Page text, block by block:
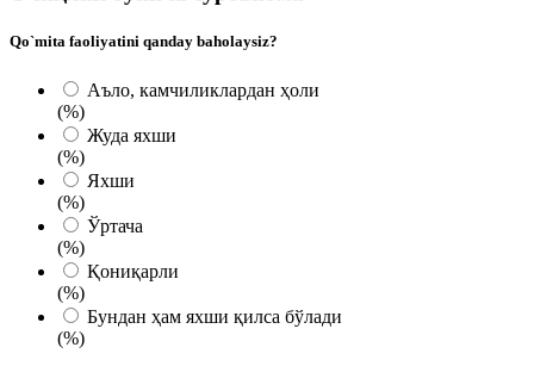
Qo`mita faoliyatini qanday baholaysiz?
Аъло, камчиликлардан ҳоли
(%)
Жуда яxши
(%)
Яхши
(%)
Ўртача
(%)
Қониқарли
(%)
Бундан ҳам яхши қилса бўлади
(%)